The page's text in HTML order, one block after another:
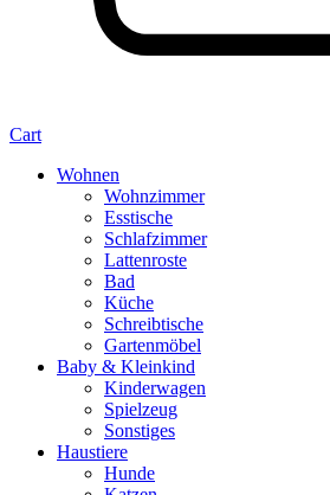
Cart
Wohnen
Wohnzimmer
Esstische
Schlafzimmer
Lattenroste
Bad
Küche
Schreibtische
Gartenmöbel
Baby & Kleinkind
Kinderwagen
Spielzeug
Sonstiges
Haustiere
Hunde